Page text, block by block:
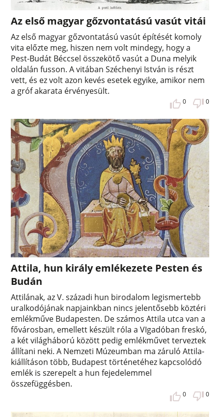
Az első magyar gőzvontatású vasút vitái
Az első magyar gőzvontatású vasút építését komoly
vita előzte meg, hiszen nem volt mindegy, hogy a
Pest-Budát Béccsel összekötő vasút a Duna melyik
oldalán fusson. A vitában Széchenyi István is részt
vett, és ez volt azon kevés esetek egyike, amikor nem
a gróf akarata érvényesült.
0 0
Attila, hun király emlékezete Pesten és
Budán
Attilának, az V. századi hun birodalom legismertebb
uralkodójának napjainkban nincs jelentősebb köztéri
emlékműve Budapesten. De számos Attila utca van a
fővárosban, emellett készült róla a VIgadóban freskó,
a két világháború között pedig emlékművet terveztek
állítani neki. A Nemzeti Múzeumban ma záruló Attila-
kiállításon több, Budapest történetéhez kapcsolódó
emlék is szerepelt a hun fejedelemmel
összefüggésben.
0 0